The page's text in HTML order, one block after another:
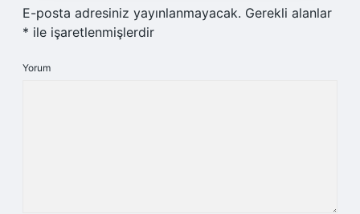
E-posta adresiniz yayınlanmayacak. Gerekli alanlar
* ile işaretlenmişlerdir
Yorum